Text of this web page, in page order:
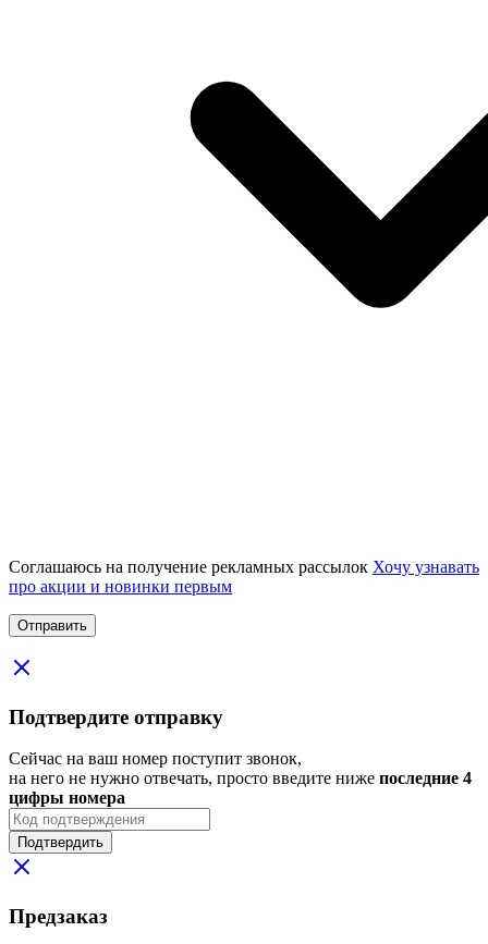
Соглашаюсь на получение рекламных рассылок Хочу узнавать
про акции и новинки первым
Подтвердите отправку
Сейчас на ваш номер поступит звонок,
на него не нужно отвечать, просто введите ниже последние 4
цифры номера
Подтвердить
Предзаказ